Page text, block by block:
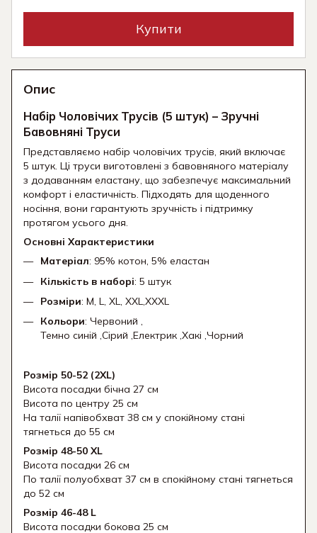
Купити
Опис
Набір Чоловічих Трусів (5 штук) – Зручні
Бавовняні Труси
Представляємо набір чоловічих трусів, який включає
5 штук. Ці труси виготовлені з бавовняного матеріалу
з додаванням еластану, що забезпечує максимальний
комфорт і еластичність. Підходять для щоденного
носіння, вони гарантують зручність і підтримку
протягом усього дня.
Основні Характеристики
Матеріал: 95% котон, 5% еластан
Кількість в наборі: 5 штук
Розміри: M, L, XL, XXL,XXXL
Кольори: Червоний ,
Темно синій ,Сірий ,Електрик ,Хакі ,Чорний
Розмір 50-52 (2XL)
Висота посадки бічна 27 см
Висота по центру 25 см
На талії напівобхват 38 см у спокійному стані
тягнеться до 55 см
Розмір 48-50 XL
Висота посадки 26 см
По талії полуобхват 37 см в спокійному стані тягнеться
до 52 см
Розмір 46-48 L
Висота посадки бокова 25 см